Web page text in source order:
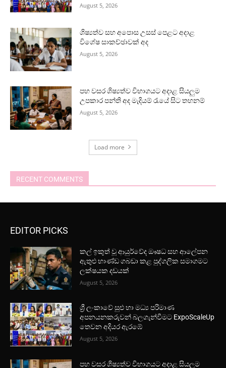
August 5, 2026
ශිෂ්‍යත්ව සහ අපොස උසස් පෙළට අදාළ
විශේෂ සාකච්ඡාවක් අද
August 5, 2026
පහ වසර ශිෂ්‍යත්ව විභාගයට අදාළ සියලුම
උපකාර පන්ති අද මැදියම් රැයේ සිට තහනම්
August 5, 2026
Load more
RECENT COMMENTS
EDITOR PICKS
කල් ඉකුත් වූ ආයුර්වේද ඖෂධ සහ ආලේපන
ඇතුළු භාණ්ඩ ගබඩා කළ පුද්ගලික සමාගමට
ලක්ෂයක දඩයක්
August 5, 2026
ශ්‍රී ලංකාවේ සුළු හා මධ්‍ය පරිමාණ
අපනයනකරුවන් බලගැන්වීමට ExpoScaleUp
තෙවන අදියර ඇරඹේ
August 5, 2026
පහ වසර ශිෂ්‍යත්ව විභාගයට අදාළ සියලුම